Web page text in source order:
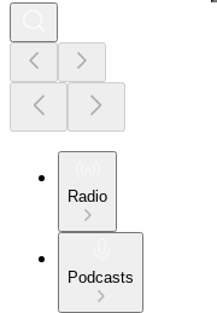
Radio
Podcasts